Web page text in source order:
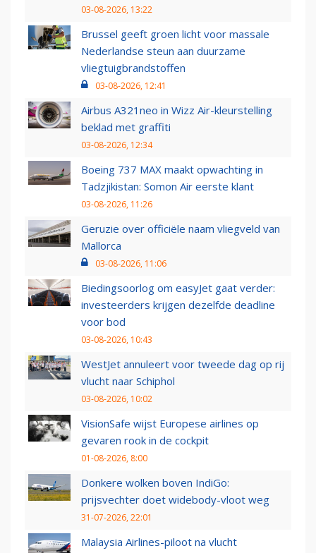
03-08-2026, 13:22
Brussel geeft groen licht voor massale
Nederlandse steun aan duurzame
vliegtuigbrandstoffen
03-08-2026, 12:41
Airbus A321neo in Wizz Air-kleurstelling
beklad met graffiti
03-08-2026, 12:34
Boeing 737 MAX maakt opwachting in
Tadzjikistan: Somon Air eerste klant
03-08-2026, 11:26
Geruzie over officiële naam vliegveld van
Mallorca
03-08-2026, 11:06
Biedingsoorlog om easyJet gaat verder:
investeerders krijgen dezelfde deadline
voor bod
03-08-2026, 10:43
WestJet annuleert voor tweede dag op rij
vlucht naar Schiphol
03-08-2026, 10:02
VisionSafe wijst Europese airlines op
gevaren rook in de cockpit
01-08-2026, 8:00
Donkere wolken boven IndiGo:
prijsvechter doet widebody-vloot weg
31-07-2026, 22:01
Malaysia Airlines-piloot na vlucht